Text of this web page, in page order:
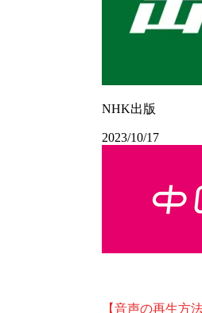
NHK出版
2023/10/17
【音声の再生方